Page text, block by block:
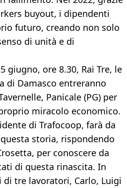
buyout, i dipendenti
futuro, creando non solo
di unità e di
giugno, ore 8.30, Rai Tre, le
di Damasco entreranno
Panicale (PG) per
miracolo economico.
di Trafocoop, farà da
storia, rispondendo
per conoscere da
di questa rinascita. In
di tre lavoratori, Carlo, Luigi